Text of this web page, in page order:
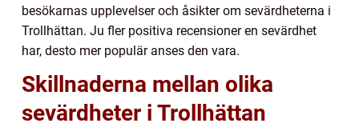
besökarnas upplevelser och åsikter om sevärdheterna i
Trollhättan. Ju fler positiva recensioner en sevärdhet
har, desto mer populär anses den vara.
Skillnaderna mellan olika
sevärdheter i Trollhättan